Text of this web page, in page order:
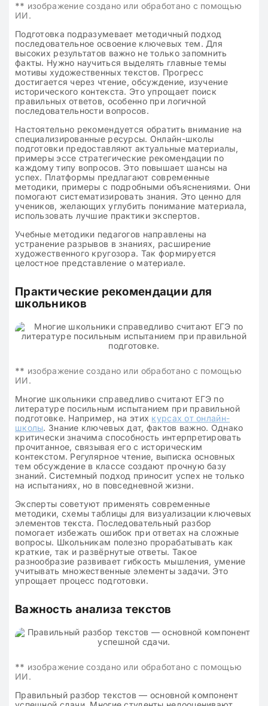
** изображение создано или обработано с помощью
ИИ.
Подготовка подразумевает методичный подход
последовательное освоение ключевых тем. Для
высоких результатов важно не только запомнить
факты. Нужно научиться выделять главные темы
мотивы художественных текстов. Прогресс
достигается через чтение, обсуждение, изучение
исторического контекста. Это упрощает поиск
правильных ответов, особенно при логичной
последовательности вопросов.
Настоятельно рекомендуется обратить внимание на
специализированные ресурсы. Онлайн-школы
подготовки предоставляют актуальные материалы,
примеры эссе стратегические рекомендации по
каждому типу вопросов. Это повышает шансы на
успех. Платформы предлагают современные
методики, примеры с подробными объяснениями. Они
помогают систематизировать знания. Это ценно для
учеников, желающих углубить понимание материала,
использовать лучшие практики экспертов.
Учебные методики педагогов направлены на
устранение разрывов в знаниях, расширение
художественного кругозора. Так формируется
целостное представление о материале.
Практические рекомендации для
школьников
** изображение создано или обработано с помощью
ИИ.
Многие школьники справедливо считают ЕГЭ по
литературе посильным испытанием при правильной
подготовке. Например, на этих курсах от онлайн-
школы. Знание ключевых дат, фактов важно. Однако
критически значима способность интерпретировать
прочитанное, связывая его с историческим
контекстом. Регулярное чтение, выписка основных
тем обсуждение в классе создают прочную базу
знаний. Системный подход приносит успех не только
на испытаниях, но в повседневной жизни.
Эксперты советуют применять современные
методики, схемы таблицы для визуализации ключевых
элементов текста. Последовательный разбор
помогает избежать ошибок при ответах на сложные
вопросы. Школьникам полезно прорабатывать как
краткие, так и развёрнутые ответы. Такое
разнообразие развивает гибкость мышления, умение
учитывать множественные элементы задачи. Это
упрощает процесс подготовки.
Важность анализа текстов
** изображение создано или обработано с помощью
ИИ.
Правильный разбор текстов — основной компонент